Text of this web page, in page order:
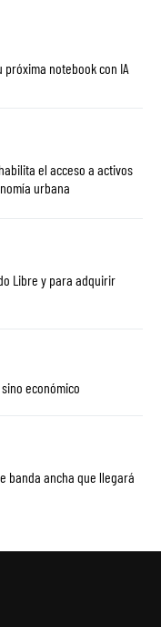
notebook con IA
urbana
Libre y para adquirir
económico
banda ancha que llegará